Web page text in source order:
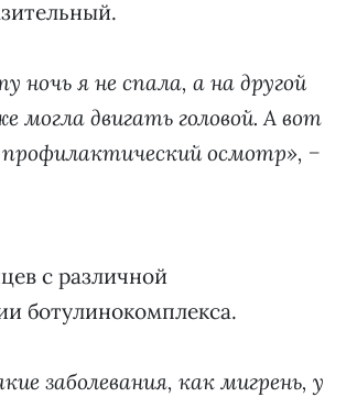
ночь я не спала, а на другой
могла двигать головой. А вот
профилактический осмотр», −
с различной
ботулинокомплекса.
заболевания, как мигрень, у